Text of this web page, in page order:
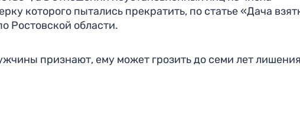
которого пытались прекратить, по статье «Дача
Ростовской области.
признают, ему может грозить до семи лет лишения